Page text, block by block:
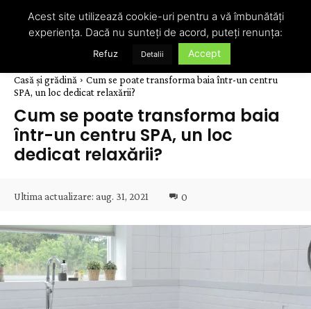
Casă și grădină
Cum se poate transforma baia într-un centru
SPA, un loc dedicat relaxării?
Cum se poate transforma baia
într-un centru SPA, un loc
dedicat relaxării?
Ultima actualizare: aug. 31, 2021 0
Acest site utilizează cookie-uri pentru a vă îmbunătăți
experiența. Dacă nu sunteți de acord, puteți renunța:
Refuz Detalii Accept